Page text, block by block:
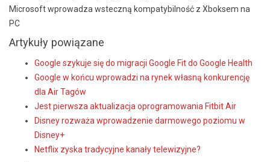
Microsoft wprowadza wsteczną kompatybilność z Xboksem na
PC
Artykuły powiązane
Google szykuje się do migracji Google Fit do Google Health
Google w końcu wprowadzi na rynek własną konkurencję
dla Air Tagów
Jest pierwsza aktualizacja oprogramowania Fitbit Air
Disney rozważa wprowadzenie darmowego poziomu w
Disney+
Netflix zyska tradycyjne kanały telewizyjne?